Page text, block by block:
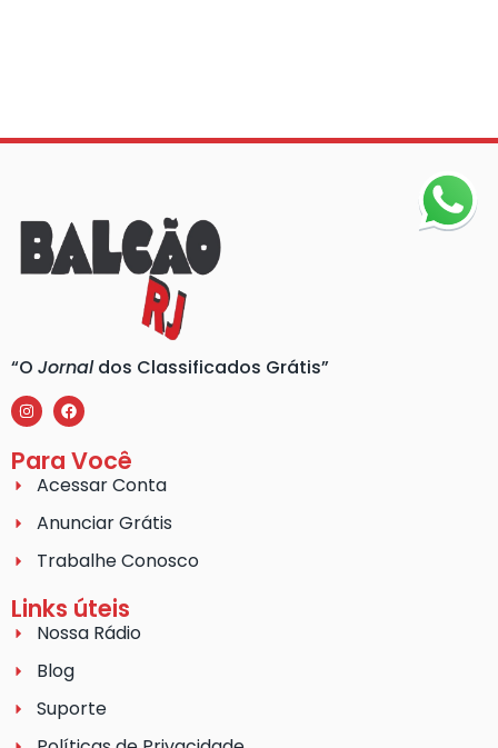
“O Jornaldos Classificados Grátis”
Para Você
Acessar Conta
Anunciar Grátis
Trabalhe Conosco
Links úteis
Nossa Rádio
Blog
Suporte